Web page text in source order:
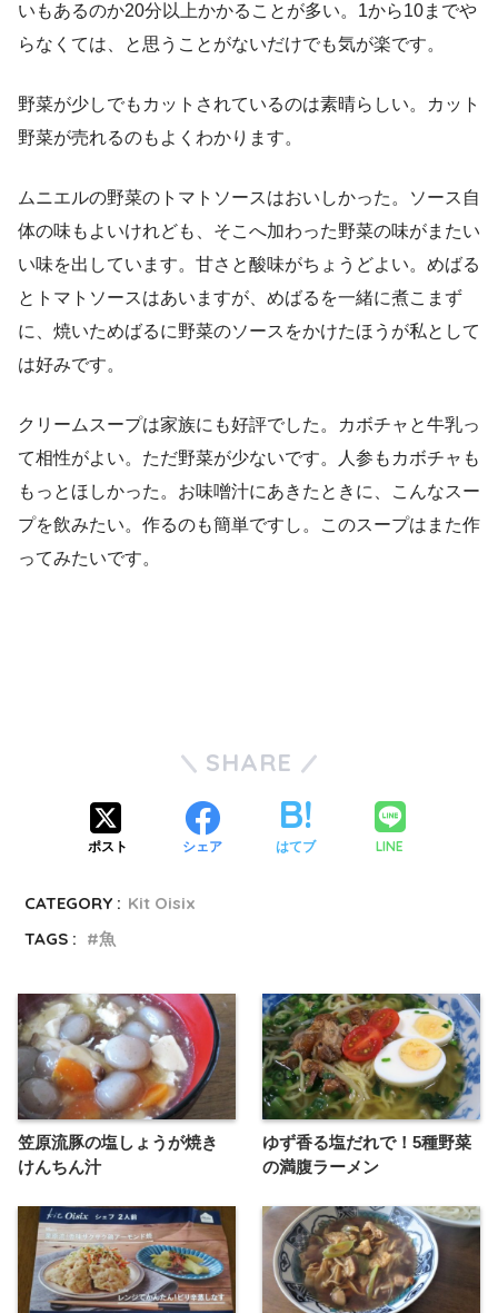
いもあるのか20分以上かかることが多い。1から10までや
らなくては、と思うことがないだけでも気が楽です。
野菜が少しでもカットされているのは素晴らしい。カット
野菜が売れるのもよくわかります。
ムニエルの野菜のトマトソースはおいしかった。ソース自
体の味もよいけれども、そこへ加わった野菜の味がまたい
い味を出しています。甘さと酸味がちょうどよい。めばる
とトマトソースはあいますが、めばるを一緒に煮こまず
に、焼いためばるに野菜のソースをかけたほうが私として
は好みです。
クリームスープは家族にも好評でした。カボチャと牛乳っ
て相性がよい。ただ野菜が少ないです。人参もカボチャも
もっとほしかった。お味噌汁にあきたときに、こんなスー
プを飲みたい。作るのも簡単ですし。このスープはまた作
ってみたいです。
SHARE
ポスト シェア はてブ LINE
CATEGORY : Kit Oisix
TAGS :
魚
笠原流豚の塩しょうが焼き
けんちん汁
ゆず香る塩だれで！5種野菜
の満腹ラーメン